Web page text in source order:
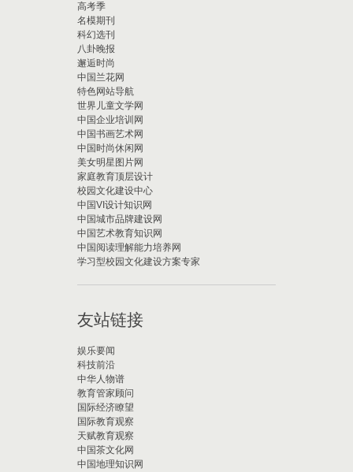
高考季
名模期刊
科幻选刊
八卦晚报
邂逅时尚
中国兰花网
特色网站导航
世界儿童文学网
中国企业培训网
中国书画艺术网
中国时尚休闲网
美女明星图片网
家庭教育顶层设计
校园文化建设中心
中国VI设计知识网
中国城市品牌建设网
中国艺术教育知识网
中国阅读理解能力培养网
学习型校园文化建设方案专家
友站链接
娱乐要闻
科技前沿
中华人物谱
教育管家顾问
国际经济瞭望
国际教育观察
天赋教育观察
中国茶文化网
中国地理知识网